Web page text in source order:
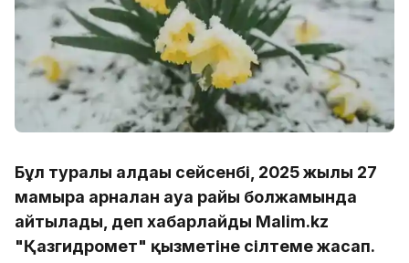
Бұл туралы алдағы сейсенбі, 2025 жылғы 27
мамырға арналған ауа райы болжамында
айтылады, деп хабарлайды Malim.kz
"Қазгидромет" қызметіне сілтеме жасап.